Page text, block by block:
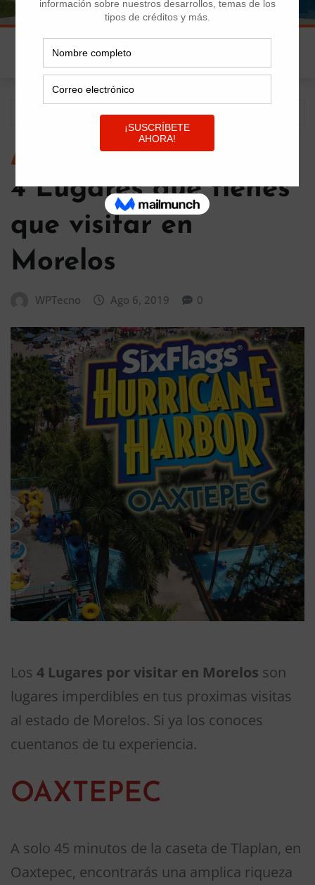
4 Lugares que tienes que visitar en Morelos
LUGARES DE MORELOS
4 Lugares que tienes
que visitar en
Morelos
WPTecno Ago 6, 2019 0
Los 4 Lugares por visitar en Morelos son
lugares imperdibles en tus proximas visitas
al estado de Morelos. Si ya los conoces
cuentanos de tu experiencia.
OAXTEPEC
A solo 45 minutos de la caseta de Tlaplan, en
Oaxtepec, encontrarás una amplica riqueza